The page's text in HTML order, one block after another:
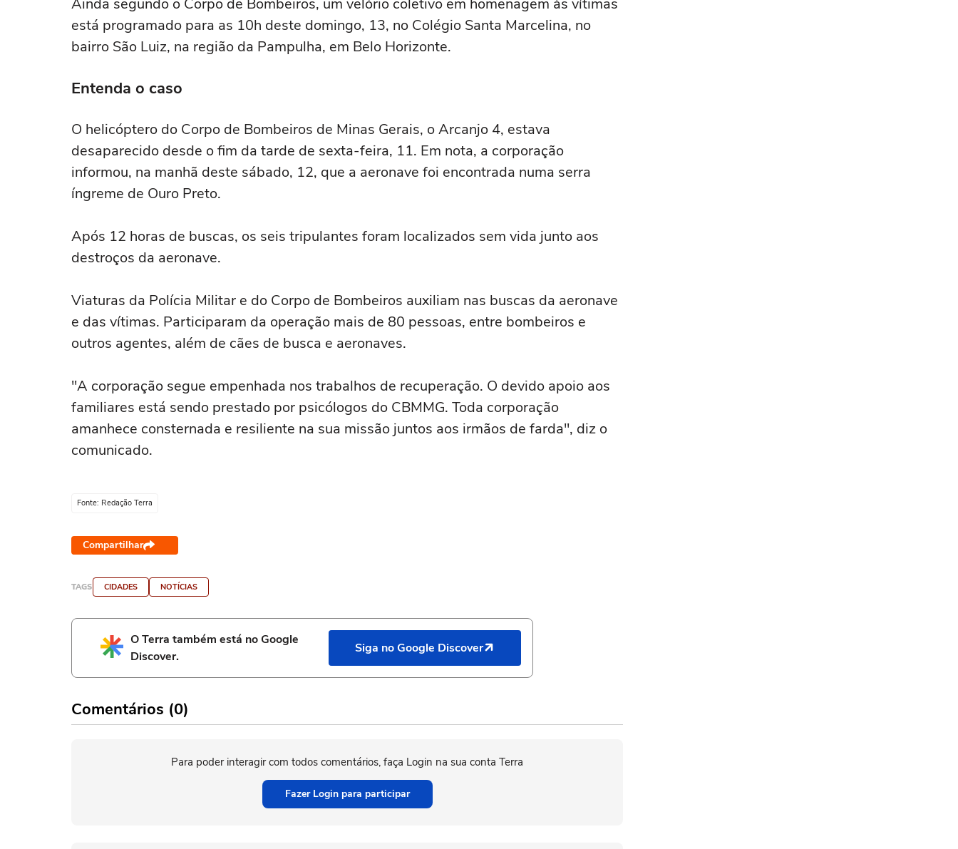
Ainda segundo o Corpo de Bombeiros, um velório coletivo em homenagem às vítimas
está programado para as 10h deste domingo, 13, no Colégio Santa Marcelina, no
bairro São Luiz, na região da Pampulha, em Belo Horizonte.
Entenda o caso
O helicóptero do Corpo de Bombeiros de Minas Gerais, o Arcanjo 4, estava
desaparecido desde o fim da tarde de sexta-feira, 11. Em nota, a corporação
informou, na manhã deste sábado, 12, que a aeronave foi encontrada numa serra
íngreme de Ouro Preto.
Após 12 horas de buscas, os seis tripulantes foram localizados sem vida junto aos
destroços da aeronave.
Viaturas da Polícia Militar e do Corpo de Bombeiros auxiliam nas buscas da aeronave
e das vítimas. Participaram da operação mais de 80 pessoas, entre bombeiros e
outros agentes, além de cães de busca e aeronaves.
"A corporação segue empenhada nos trabalhos de recuperação. O devido apoio aos
familiares está sendo prestado por psicólogos do CBMMG. Toda corporação
amanhece consternada e resiliente na sua missão juntos aos irmãos de farda", diz o
comunicado.
Fonte: Redação Terra
Compartilhar
TAGS CIDADES NOTÍCIAS
O Terra também está no Google
Discover.
Siga no Google Discover
Comentários (0)
Para poder interagir com todos comentários, faça Login na sua conta Terra
Fazer Login para participar